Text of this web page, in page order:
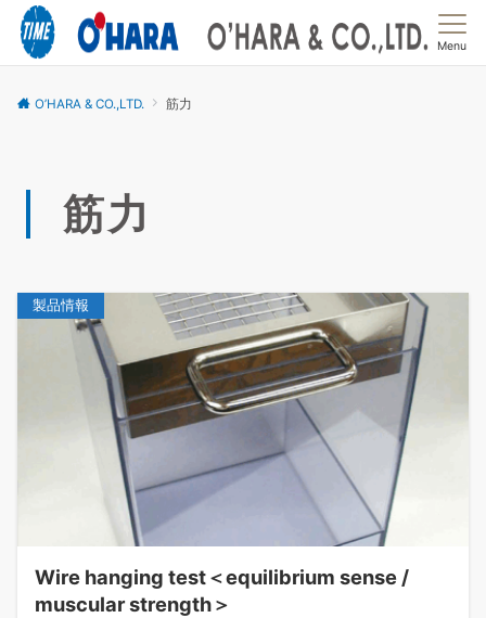
Menu
O’HARA & CO.,LTD. 筋力
筋力
製品情報
Wire hanging test＜equilibrium sense /
muscular strength＞